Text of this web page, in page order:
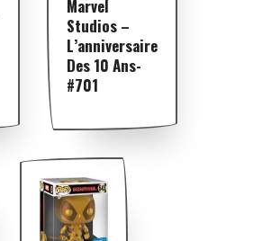
Marvel
Studios –
L’anniversaire
Des 10 Ans-
#701